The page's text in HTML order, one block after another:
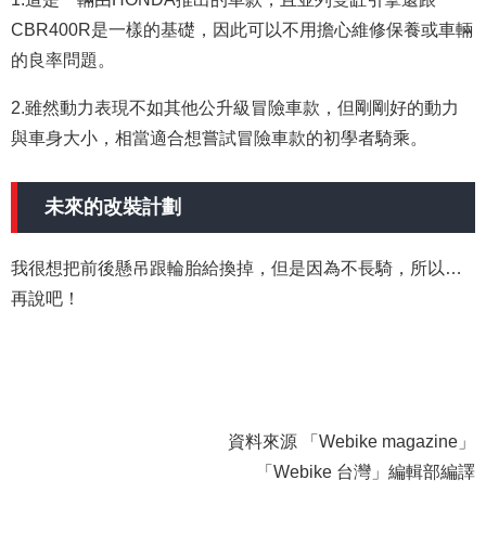
CBR400R是一樣的基礎，因此可以不用擔心維修保養或車輛
的良率問題。
2.雖然動力表現不如其他公升級冒險車款，但剛剛好的動力
與車身大小，相當適合想嘗試冒險車款的初學者騎乘。
未來的改裝計劃
我很想把前後懸吊跟輪胎給換掉，但是因為不長騎，所以…
再說吧！
資料來源 「Webike magazine」
「Webike 台灣」編輯部編譯